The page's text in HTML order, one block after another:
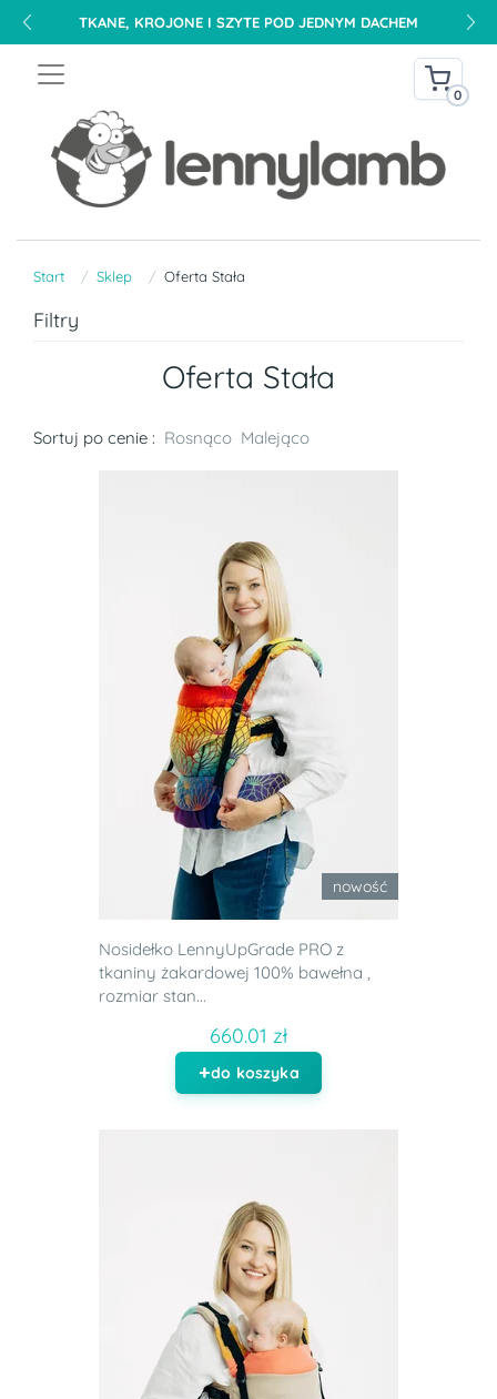
0
Start Sklep Oferta Stała
Filtry
Oferta Stała
Sortuj po cenie : Rosnąco Malejąco
nowość
Nosidełko LennyUpGrade PRO z
tkaniny żakardowej 100% bawełna ,
rozmiar stan...
660.01 zł
do koszyka